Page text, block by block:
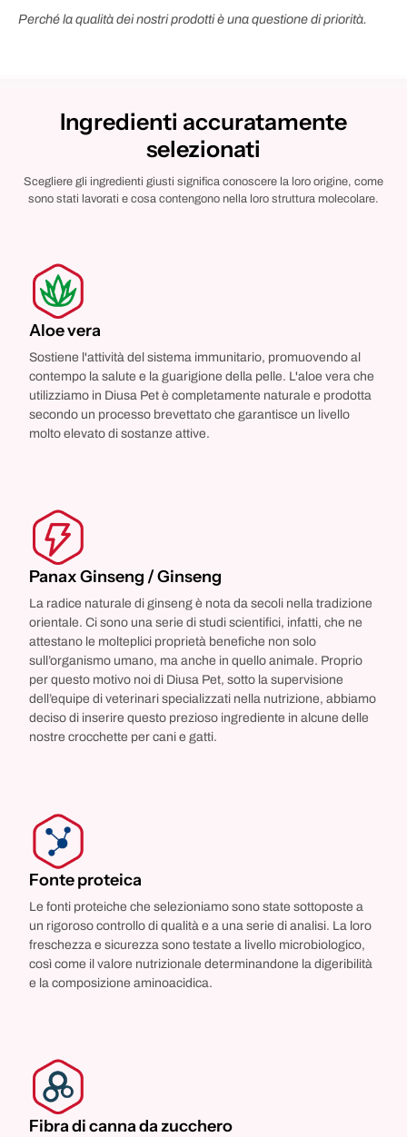
Perché la qualità dei nostri prodotti è una questione di priorità.
Ingredienti accuratamente
selezionati
Scegliere gli ingredienti giusti significa conoscere la loro origine, come
sono stati lavorati e cosa contengono nella loro struttura molecolare.
Aloe vera
Sostiene l'attività del sistema immunitario, promuovendo al
contempo la salute e la guarigione della pelle. L'aloe vera che
utilizziamo in Diusa Pet è completamente naturale e prodotta
secondo un processo brevettato che garantisce un livello
molto elevato di sostanze attive.
Panax Ginseng / Ginseng
La radice naturale di ginseng è nota da secoli nella tradizione
orientale. Ci sono una serie di studi scientifici, infatti, che ne
attestano le molteplici proprietà benefiche non solo
sull’organismo umano, ma anche in quello animale. Proprio
per questo motivo noi di Diusa Pet, sotto la supervisione
dell’equipe di veterinari specializzati nella nutrizione, abbiamo
deciso di inserire questo prezioso ingrediente in alcune delle
nostre crocchette per cani e gatti.
Fonte proteica
Le fonti proteiche che selezioniamo sono state sottoposte a
un rigoroso controllo di qualità e a una serie di analisi. La loro
freschezza e sicurezza sono testate a livello microbiologico,
così come il valore nutrizionale determinandone la digeribilità
e la composizione aminoacidica.
Fibra di canna da zucchero